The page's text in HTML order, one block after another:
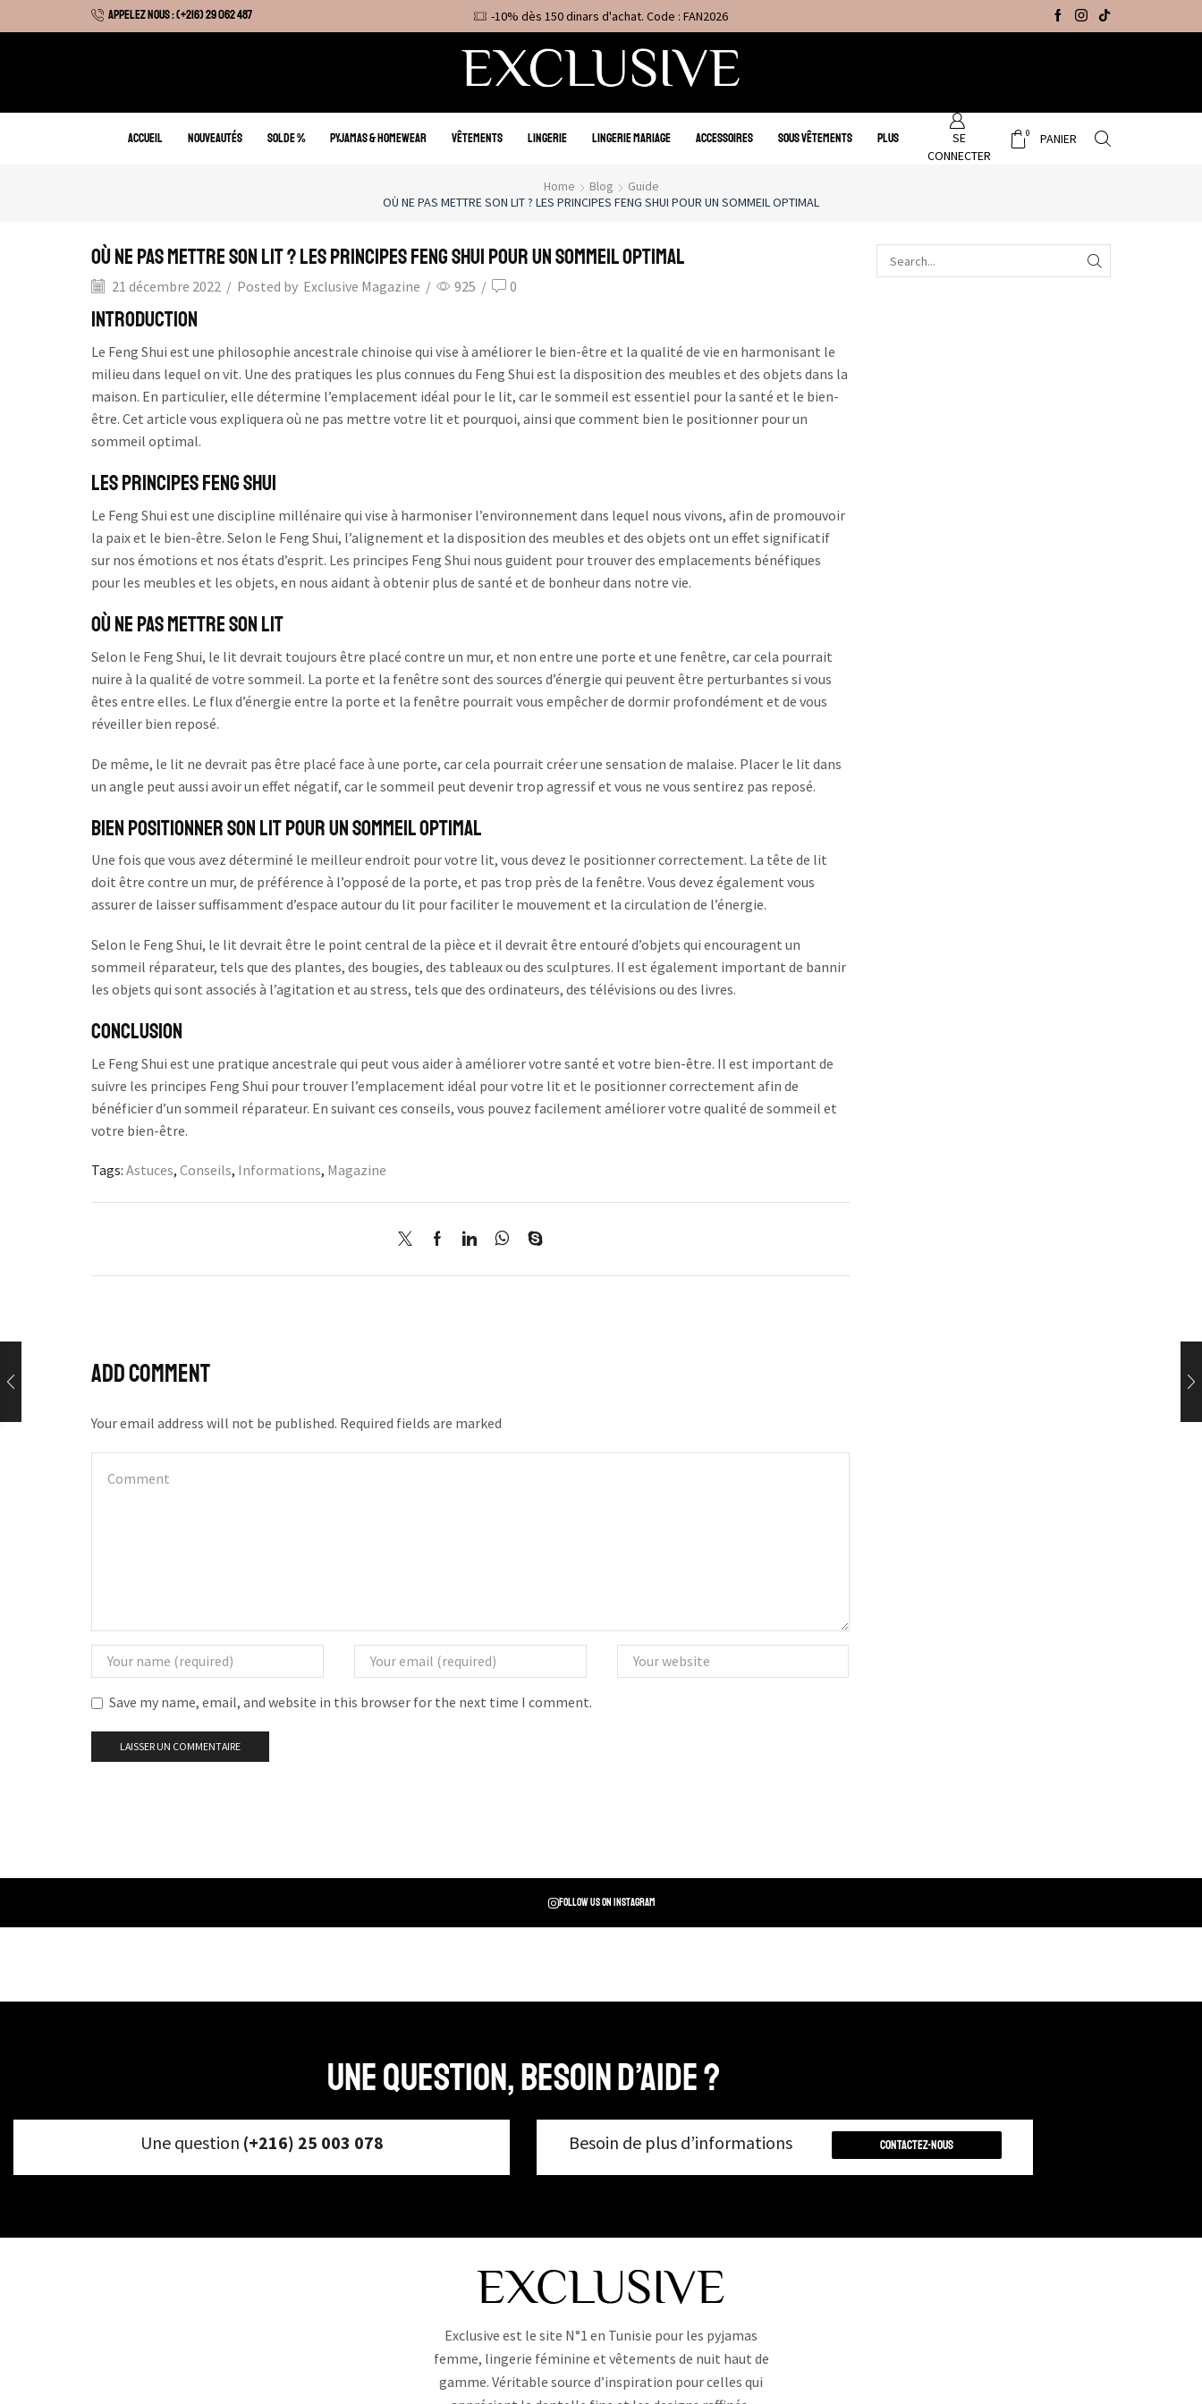
APPELEZ NOUS : (+216) 29 062 487
Hiver : Livraison gratuite sur tous nos articles -10% dès 150 dinars d'achat. Code : FAN2026 Promo Hiver : Livraison gratuite sur tous
ACCUEIL NOUVEAUTÉS SOLDE % PYJAMAS & HOMEWEAR VÊTEMENTS LINGERIE LINGERIE MARIAGE ACCESSOIRES SOUS VÊTEMENTS PLUS
SE
CONNECTER
0 PANIER
Home Blog
Guide
OÙ NE PAS METTRE SON LIT ? LES PRINCIPES FENG SHUI POUR UN SOMMEIL OPTIMAL
Où ne pas mettre son lit ? Les principes Feng Shui pour un sommeil optimal
21 décembre 2022 / Posted by Exclusive Magazine / 925 / 0
Introduction
Le Feng Shui est une philosophie ancestrale chinoise qui vise à améliorer le bien-être et la qualité de vie en harmonisant le
milieu dans lequel on vit. Une des pratiques les plus connues du Feng Shui est la disposition des meubles et des objets dans la
maison. En particulier, elle détermine l’emplacement idéal pour le lit, car le sommeil est essentiel pour la santé et le bien-
être. Cet article vous expliquera où ne pas mettre votre lit et pourquoi, ainsi que comment bien le positionner pour un
sommeil optimal.
Les principes Feng Shui
Le Feng Shui est une discipline millénaire qui vise à harmoniser l’environnement dans lequel nous vivons, afin de promouvoir
la paix et le bien-être. Selon le Feng Shui, l’alignement et la disposition des meubles et des objets ont un effet significatif
sur nos émotions et nos états d’esprit. Les principes Feng Shui nous guident pour trouver des emplacements bénéfiques
pour les meubles et les objets, en nous aidant à obtenir plus de santé et de bonheur dans notre vie.
Où ne pas mettre son lit
Selon le Feng Shui, le lit devrait toujours être placé contre un mur, et non entre une porte et une fenêtre, car cela pourrait
nuire à la qualité de votre sommeil. La porte et la fenêtre sont des sources d’énergie qui peuvent être perturbantes si vous
êtes entre elles. Le flux d’énergie entre la porte et la fenêtre pourrait vous empêcher de dormir profondément et de vous
réveiller bien reposé.
De même, le lit ne devrait pas être placé face à une porte, car cela pourrait créer une sensation de malaise. Placer le lit dans
un angle peut aussi avoir un effet négatif, car le sommeil peut devenir trop agressif et vous ne vous sentirez pas reposé.
Bien positionner son lit pour un sommeil optimal
Une fois que vous avez déterminé le meilleur endroit pour votre lit, vous devez le positionner correctement. La tête de lit
doit être contre un mur, de préférence à l’opposé de la porte, et pas trop près de la fenêtre. Vous devez également vous
assurer de laisser suffisamment d’espace autour du lit pour faciliter le mouvement et la circulation de l’énergie.
Selon le Feng Shui, le lit devrait être le point central de la pièce et il devrait être entouré d’objets qui encouragent un
sommeil réparateur, tels que des plantes, des bougies, des tableaux ou des sculptures. Il est également important de bannir
les objets qui sont associés à l’agitation et au stress, tels que des ordinateurs, des télévisions ou des livres.
Conclusion
Le Feng Shui est une pratique ancestrale qui peut vous aider à améliorer votre santé et votre bien-être. Il est important de
suivre les principes Feng Shui pour trouver l’emplacement idéal pour votre lit et le positionner correctement afin de
bénéficier d’un sommeil réparateur. En suivant ces conseils, vous pouvez facilement améliorer votre qualité de sommeil et
votre bien-être.
Tags: Astuces, Conseils, Informations, Magazine
Add comment
Your email address will not be published. Required fields are marked
Save my name, email, and website in this browser for the next time I comment.
Follow us on instagram
Une question, Besoin d’aide ?
Une question (+216) 25 003 078 Besoin de plus d’informations Contactez-nous
Exclusive est le site N°1 en Tunisie pour les pyjamas
femme, lingerie féminine et vêtements de nuit haut de
gamme. Véritable source d’inspiration pour celles qui